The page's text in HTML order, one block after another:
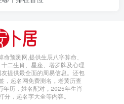
预测网,提供生辰八字算命、
二生肖、星座、塔罗牌及心理
提供最全面的周易信息。还包
，起名网免费测名，老黄历查
年历，姓名配对，2025年生肖
分，起名字大全等内容。